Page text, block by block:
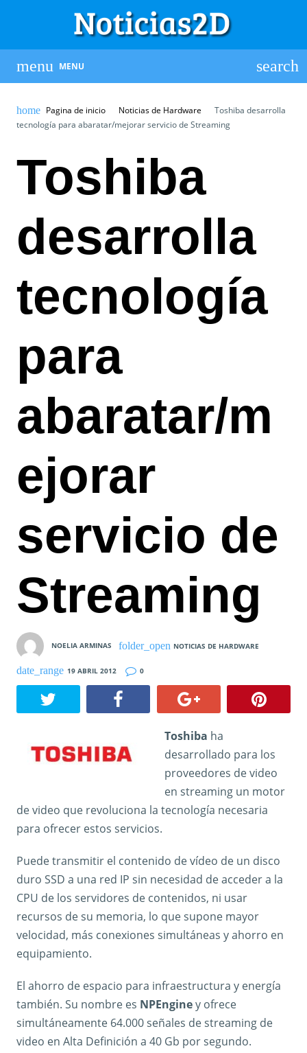
MENU
Pagina de inicio Noticias de Hardware
Toshiba desarrolla
tecnología para abaratar/mejorar servicio de Streaming
Toshiba
desarrolla
tecnología
para
abaratar/m
ejorar
servicio de
Streaming
NOELIA ARMINAS NOTICIAS DE HARDWARE
19 ABRIL 2012 0
Toshiba ha
desarrollado para los
proveedores de video
en streaming un motor
de video que revoluciona la tecnología necesaria
para ofrecer estos servicios.
Puede transmitir el contenido de vídeo de un disco
duro SSD a una red IP sin necesidad de acceder a la
CPU de los servidores de contenidos, ni usar
recursos de su memoria, lo que supone mayor
velocidad, más conexiones simultáneas y ahorro en
equipamiento.
El ahorro de espacio para infraestructura y energía
también. Su nombre es NPEnginey ofrece
simultáneamente 64.000 señales de streaming de
video en Alta Definición a 40 Gb por segundo.